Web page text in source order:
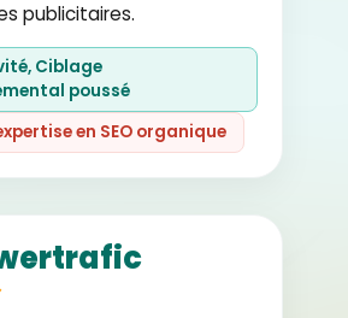
publicitaires.
Ciblage
poussé
en SEO organique